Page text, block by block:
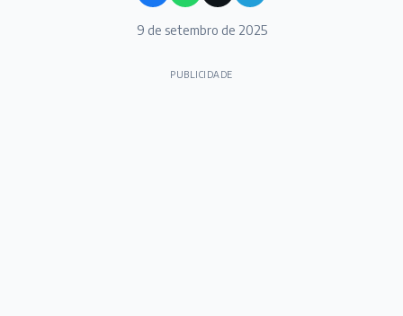
9 de setembro de 2025
PUBLICIDADE